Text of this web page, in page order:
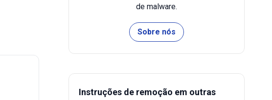
de malware.
Sobre nós
Instruções de remoção em outras